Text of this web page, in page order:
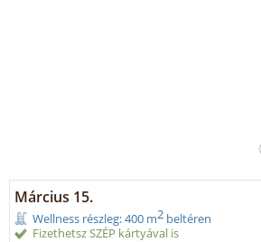
Március 15.
Wellness részleg: 400 m2 beltéren
Fizethetsz SZÉP kártyával is